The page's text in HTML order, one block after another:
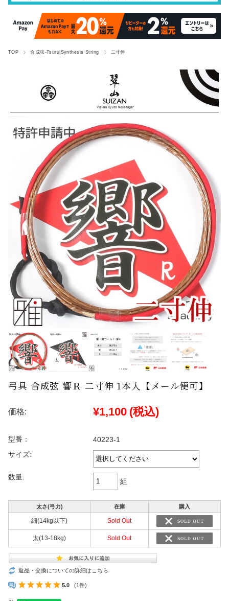
TOP 合成弦-Tsuru|Synthesis String 二寸伸
弓具 合成弦 響Ｒ 二寸伸 1本入【メール便可】
価格: ¥1,100 (税込)
型番：
40223-1
サイズ:
数量:
組
太さ(弓力) 在庫 購入
細(14kg以下) Sold Out
太(13-18kg) Sold Out
返品・交換についての詳細はこちら
5.0 (1件)